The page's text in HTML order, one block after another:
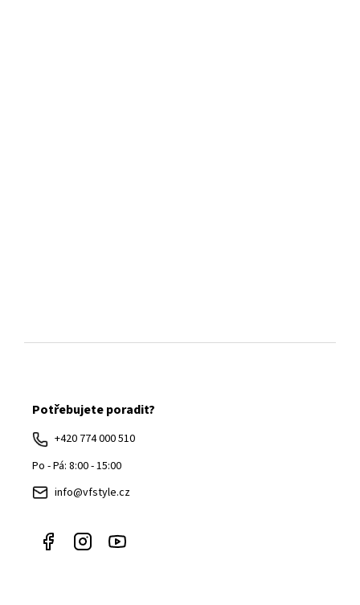
Potřebujete poradit?
+420 774 000 510
Po - Pá: 8:00 - 15:00
info@vfstyle.cz